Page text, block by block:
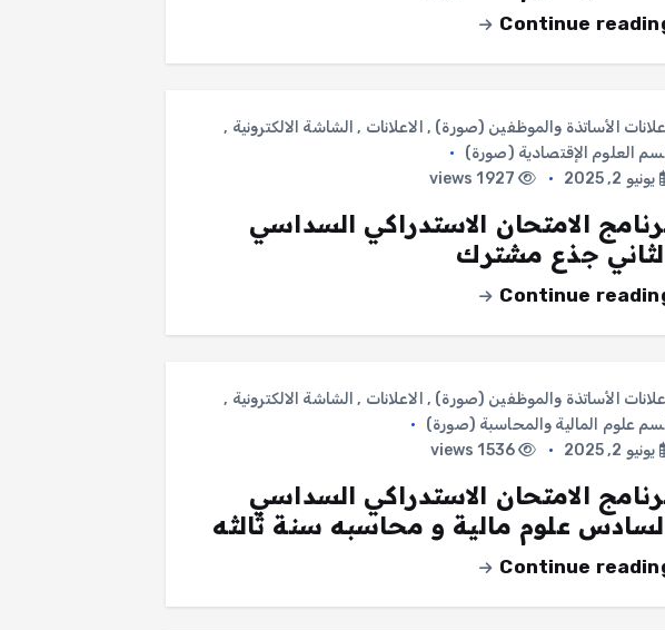
Continue
إعلانات الأساتذة والموظفين (صورة) , الاعلانات , الشاشة الالكترونية ,
العلوم الإقتصادية (صورة)
يونيو 2, 2025
1927 views
الامتحان الاستدراكي السداسي
جذع مشترك
Continue
إعلانات الأساتذة والموظفين (صورة) , الاعلانات , الشاشة الالكترونية ,
علوم المالية والمحاسبة (صورة)
يونيو 2, 2025
1536 views
الامتحان الاستدراكي السداسي
علوم مالية و محاسبه سنة ثالثه
Continue